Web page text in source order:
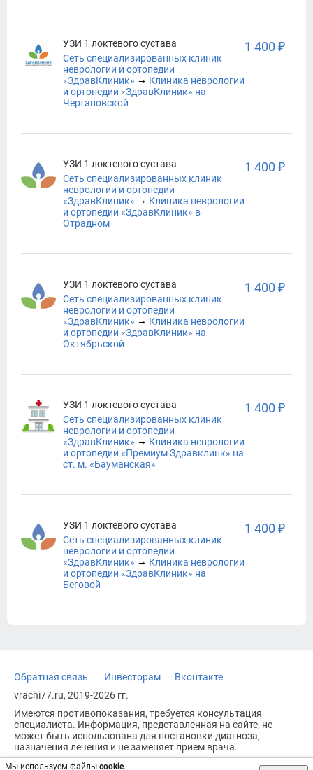
Мы используем файлы cookie.
УЗИ 1 локтевого сустава
Сеть специализированных клиник
неврологии и ортопедии
«ЗдравКлиник» → Клиника неврологии
и ортопедии «ЗдравКлиник» на
Чертановской
1 400 ₽
УЗИ 1 локтевого сустава
Сеть специализированных клиник
неврологии и ортопедии
«ЗдравКлиник» → Клиника неврологии
и ортопедии «ЗдравКлиник» в
Отрадном
1 400 ₽
УЗИ 1 локтевого сустава
Сеть специализированных клиник
неврологии и ортопедии
«ЗдравКлиник» → Клиника неврологии
и ортопедии «ЗдравКлиник» на
Октябрьской
1 400 ₽
УЗИ 1 локтевого сустава
Сеть специализированных клиник
неврологии и ортопедии
«ЗдравКлиник» → Клиника неврологии
и ортопедии «Премиум Здравклинк» на
ст. м. «Бауманская»
1 400 ₽
УЗИ 1 локтевого сустава
Сеть специализированных клиник
неврологии и ортопедии
«ЗдравКлиник» → Клиника неврологии
и ортопедии «ЗдравКлиник» на
Беговой
1 400 ₽
Обратная связь Инвесторам
Вконтакте
vrachi77.ru, 2019-2026 гг.
Имеются противопоказания, требуется консультация
специалиста. Информация, представленная на сайте, не
может быть использована для постановки диагноза,
назначения лечения и не заменяет прием врача.
Возрастное ограничение: 18+